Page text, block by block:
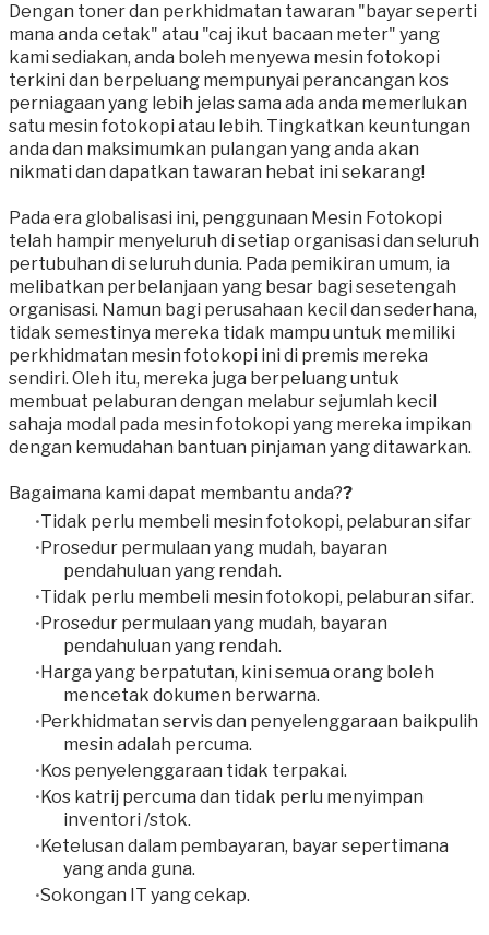
​Dengan toner dan perkhidmatan tawaran "bayar seperti
mana anda cetak" atau "caj ikut bacaan meter" yang
kami sediakan, anda boleh menyewa mesin fotokopi
terkini dan berpeluang mempunyai perancangan kos
perniagaan yang lebih jelas sama ada anda memerlukan
satu mesin fotokopi atau lebih. Tingkatkan keuntungan
anda dan maksimumkan pulangan yang anda akan
nikmati dan dapatkan tawaran hebat ini sekarang!
Pada era globalisasi ini, penggunaan Mesin Fotokopi
telah hampir menyeluruh di setiap organisasi dan seluruh
pertubuhan di seluruh dunia. Pada pemikiran umum, ia
melibatkan perbelanjaan yang besar bagi sesetengah
organisasi. Namun bagi perusahaan kecil dan sederhana,
tidak semestinya mereka tidak mampu untuk memiliki
perkhidmatan mesin fotokopi ini di premis mereka
sendiri. Oleh itu, mereka juga berpeluang untuk
membuat pelaburan dengan melabur sejumlah kecil
sahaja modal pada mesin fotokopi yang mereka impikan
dengan kemudahan bantuan pinjaman yang ditawarkan.
Bagaimana kami dapat membantu anda??
Tidak perlu membeli mesin fotokopi, pelaburan sifar
Prosedur permulaan yang mudah, bayaran
pendahuluan yang rendah.
Tidak perlu membeli mesin fotokopi, pelaburan sifar.
Prosedur permulaan yang mudah, bayaran
pendahuluan yang rendah.
Harga yang berpatutan, kini semua orang boleh
mencetak dokumen berwarna.
Perkhidmatan servis dan penyelenggaraan baikpulih
mesin adalah percuma.
Kos penyelenggaraan tidak terpakai.
Kos katrij percuma dan tidak perlu menyimpan
inventori /stok.
Ketelusan dalam pembayaran, bayar sepertimana
yang anda guna.
Sokongan IT yang cekap.​